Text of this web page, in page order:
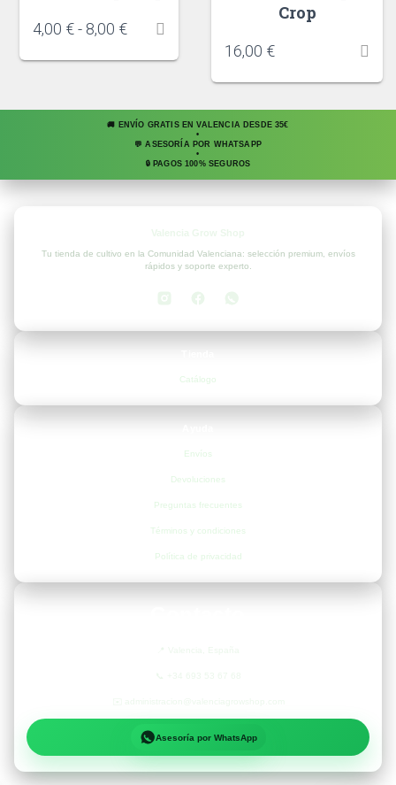
4,00 €- 8,00 €
Crop
16,00 €
🚚 ENVÍO GRATIS EN VALENCIA DESDE 35€
•
💬 ASESORÍA POR WHATSAPP
•
🔒 PAGOS 100% SEGUROS
Tu tienda de cultivo en la Comunidad Valenciana: selección premium, envíos
rápidos y soporte experto.
Catálogo
Envíos
Devoluciones
Preguntas frecuentes
Términos y condiciones
Política de privacidad
Asesoría por WhatsApp